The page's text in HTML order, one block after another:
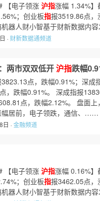
【电子领涨 沪指涨幅 1.34%】
；创业板指报3519.86点，
机器人财小智基于财新数据内
· 财新数据通频道
两市双双低开沪指跌幅
3823.13点，跌幅0.91%；深
，跌幅0.91%。 深成指报
点，跌幅2.12%。 盘面
幅居前，电子领跌，通信、……
·金融频道
【电子领涨 沪指涨幅 0.16%】
；创业板指报3462.05点，
机器人财小智基于财新数据内